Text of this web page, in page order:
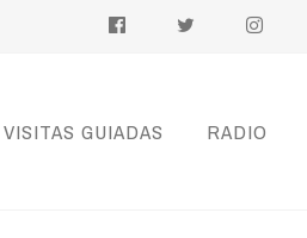
VISITAS GUIADAS RADIO